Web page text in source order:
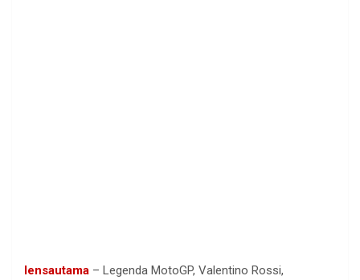
lensautama – Legenda MotoGP, Valentino Rossi,